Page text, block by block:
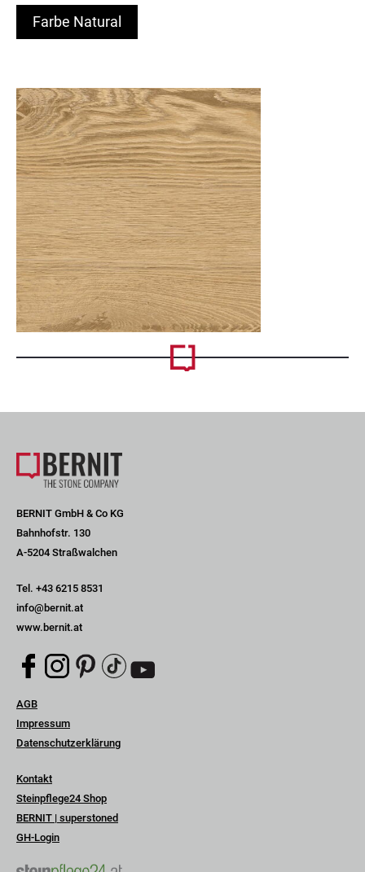
Farbe Natural
BERNIT GmbH & Co KG
Bahnhofstr. 130
A-5204 Straßwalchen
Tel. +43 6215 8531
info@bernit.at
www.bernit.at
Navigation
überspringen
AGB
Impressum
Datenschutzerklärung
Navigation
überspringen
Kontakt
Steinpflege24 Shop
BERNIT | superstoned
GH-Login